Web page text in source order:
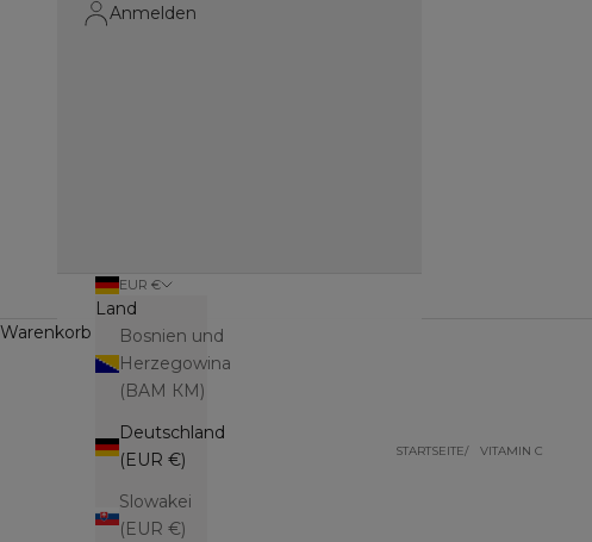
Anmelden
EUR €
Land
Bosnien und
Herzegowina
(BAM КМ)
Deutschland
(EUR €)
Slowakei
(EUR €)
Warenkorb (0)
STARTSEITE VITAMIN C